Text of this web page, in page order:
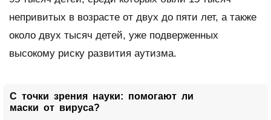
непривитых в возрасте от двух до пяти лет, а также
около двух тысяч детей, уже подверженных
высокому риску развития аутизма.
С точки зрения науки: помогают ли
маски от вируса?